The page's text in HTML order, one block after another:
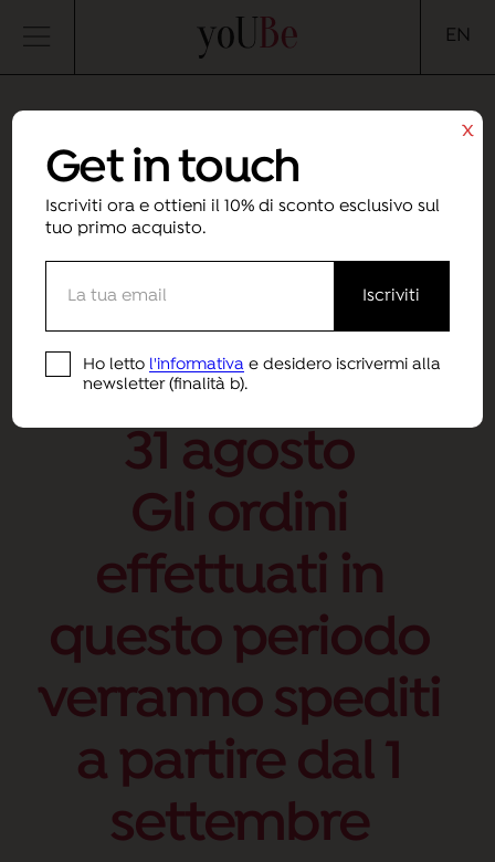
yoUBe EN
CHIUSURA
ESTIVA
Saremo chiusi
per ferie dall'8 al
31 agosto
Gli ordini
effettuati in
questo periodo
verranno spediti
a partire dal 1
settembre
Get in touch
Iscriviti ora e ottieni il 10% di sconto esclusivo sul
tuo primo acquisto.
Ho letto l'informativa e desidero iscrivermi alla
newsletter (finalità b).
x